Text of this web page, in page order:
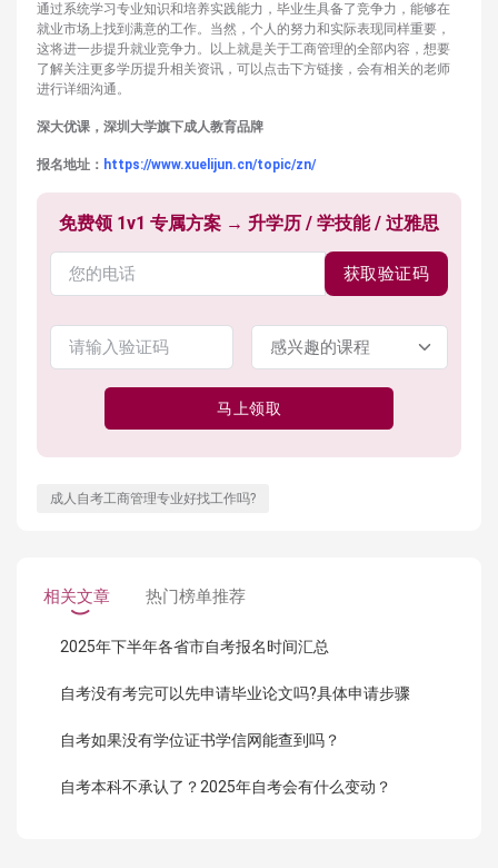
通过系统学习专业知识和培养实践能力，毕业生具备了竞争力，能够在
就业市场上找到满意的工作。当然，个人的努力和实际表现同样重要，
这将进一步提升就业竞争力。以上就是关于工商管理的全部内容，想要
了解关注更多学历提升相关资讯，可以点击下方链接，会有相关的老师
进行详细沟通。
深大优课，深圳大学旗下成人教育品牌
报名地址： https://www.xuelijun.cn/topic/zn/
免费领 1v1 专属方案 → 升学历 / 学技能 / 过雅思
获取验证码
马上领取
成人自考工商管理专业好找工作吗?
相关文章 热门榜单推荐
2025年下半年各省市自考报名时间汇总
自考没有考完可以先申请毕业论文吗?具体申请步骤
自考如果没有学位证书学信网能查到吗？
自考本科不承认了？2025年自考会有什么变动？